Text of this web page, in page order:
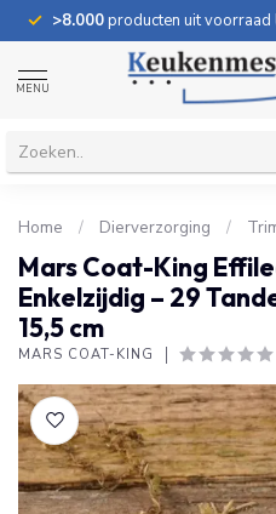
>8.000producten uit
MENU
Home / Dierverzorging /
Mars Coat-King
Enkelzijdig – 29
15,5 cm
MARS COAT-KING